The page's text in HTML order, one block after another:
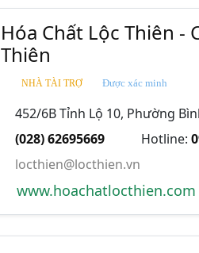
Hóa Chất Lộc Thiên -
Thiên
NHÀ TÀI TRỢ Được xác minh
452/6B Tỉnh Lộ 10, Phường
(028) 62695669
Hotline:
locthien@locthien.vn
www.hoachatlocthien.com